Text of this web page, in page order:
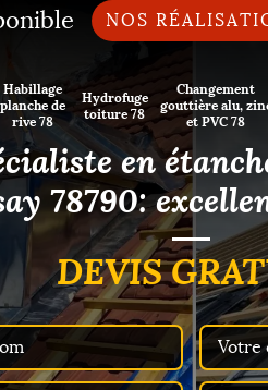
NOS
Habillage
planche de
rive 78
Hydrofuge
toiture 78
Changement
gouttière alu,
et PVC 78
en
78790:
DEVIS